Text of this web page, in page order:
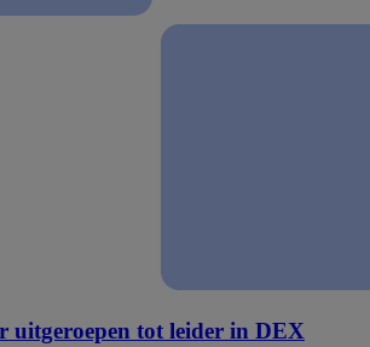
uitgeroepen tot leider in DEX